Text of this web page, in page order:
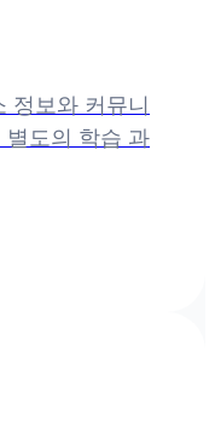
정보와 커뮤니
별도의 학습 과